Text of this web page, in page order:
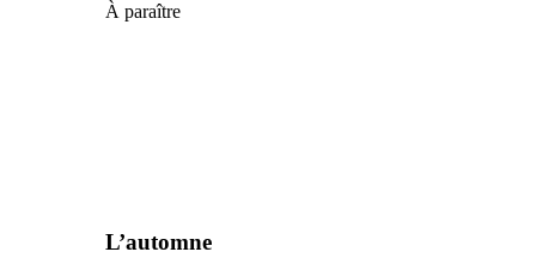
À paraître
L’automne